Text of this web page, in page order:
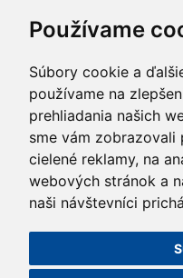
Používame
Súbory cookie a
používame na
prehliadania našich
sme vám zobrazovali
cielené reklamy, na
webových stránok a
naši návštevníci
Registrací k odběru
informací od HOCHTIEF CZ a.
v souladu se zákonem č.
x
©2014 HOCHTIEF CZ a. s.